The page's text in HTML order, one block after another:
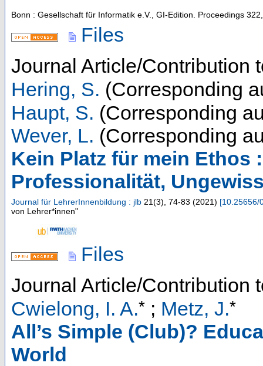
Bonn : Gesellschaft für Informatik e.V., GI-Edition. Proceedings 322,
Files
Journal Article/Contribution
Hering, S. (Corresponding
Haupt, S. (Corresponding
Wever, L. (Corresponding
Kein Platz für mein Ethos
Professionalität,
Journal für LehrerInnenbildung : jlb 21(3), 74-83 (2021) [10.25656/
von Lehrer*innen"
Files
Journal Article/Contribution
Cwielong, I. A.* ; Metz, J.*
All’s Simple (Club)?
World